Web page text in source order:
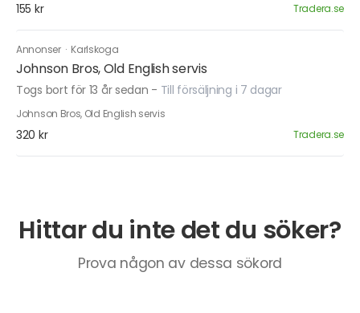
155 kr Tradera.se
Annonser · Karlskoga
Johnson Bros, Old English servis
Togs bort för 13 år sedan - Till försäljning i 7 dagar
Johnson Bros, Old English servis
320 kr Tradera.se
Hittar du inte det du söker?
Prova någon av dessa sökord